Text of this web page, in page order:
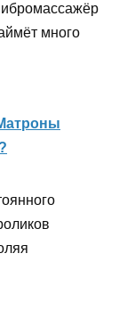
много